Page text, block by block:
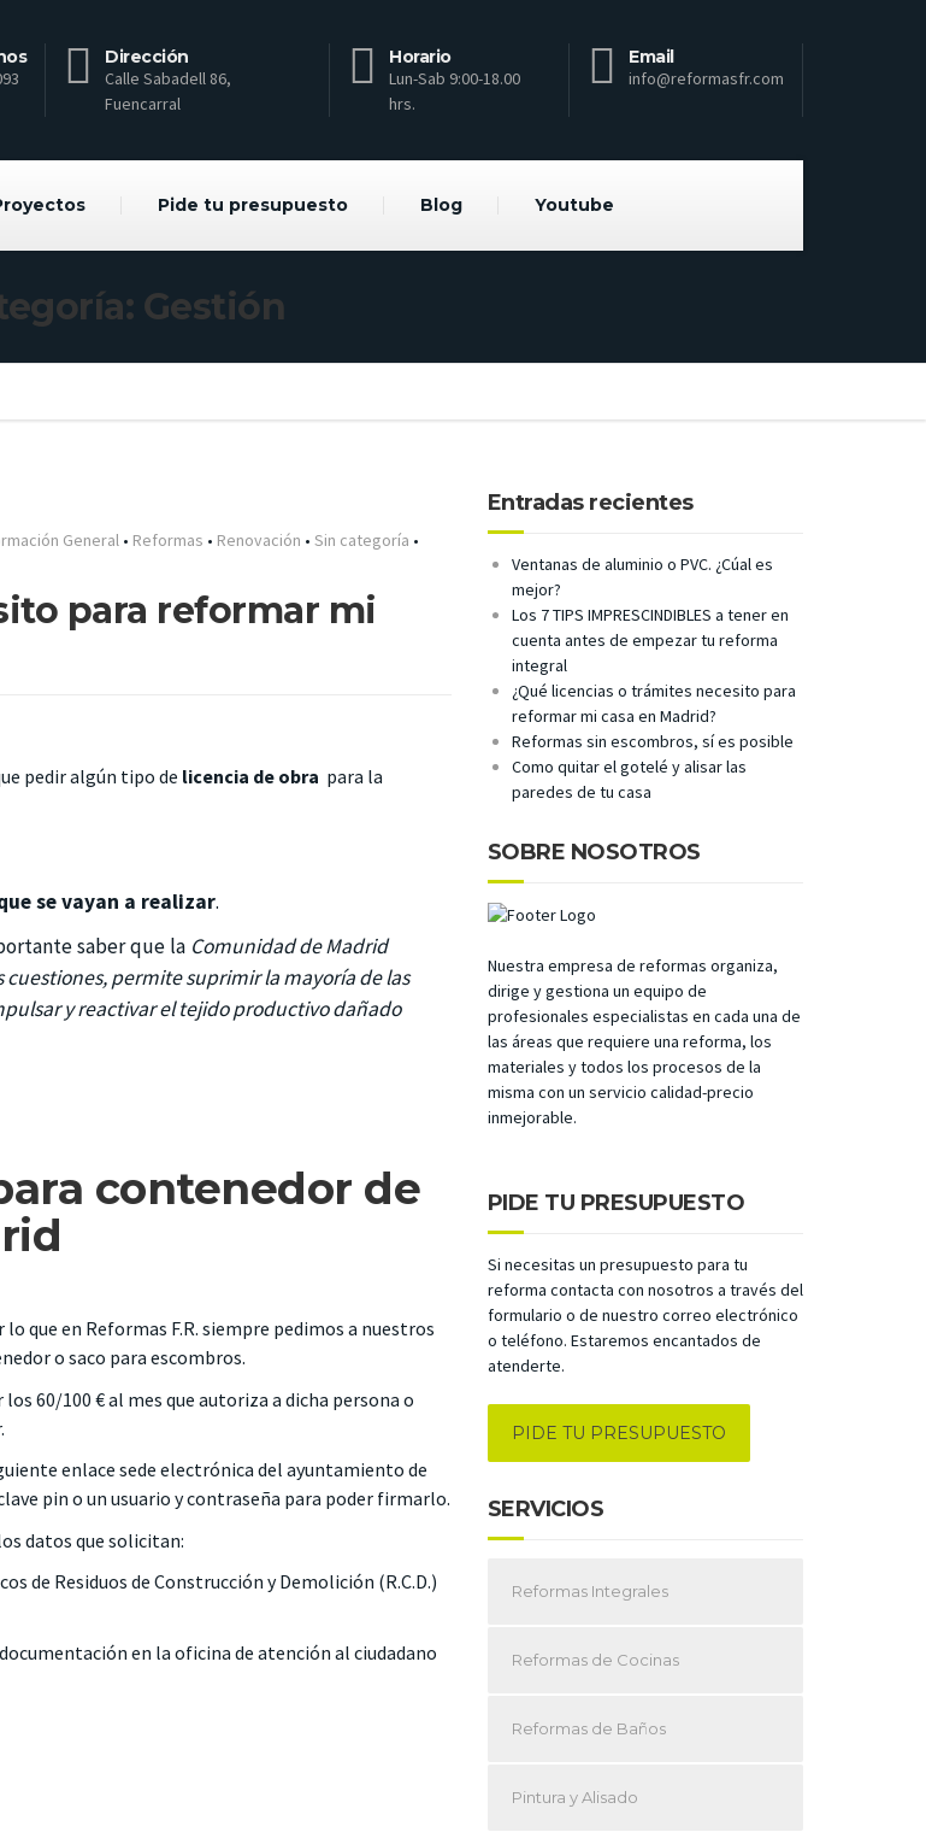
Dirección
Calle Sabadell 86,
Fuencarral
Horario
Lun-Sab 9:00-18.00
hrs.
Email
info@reformasfr.com
Pide tu presupuesto Blog Youtube
Gestión
General • Reformas • Renovación • Sin categoría •
para reformar mi
pedir algún tipo de licencia de obra para la
se vayan a realizar.
saber que la Comunidad de Madrid
permite suprimir la mayoría de las
y reactivar el tejido productivo dañado
contenedor de
que en Reformas F.R. siempre pedimos a nuestros
o saco para escombros.
60/100 € al mes que autoriza a dicha persona o
enlace sede electrónica del ayuntamiento de
pin o un usuario y contraseña para poder firmarlo.
datos que solicitan:
de Residuos de Construcción y Demolición (R.C.D.)
en la oficina de atención al ciudadano
Entradas recientes
Ventanas de aluminio o PVC. ¿Cúal es
mejor?
Los 7 TIPS IMPRESCINDIBLES a tener en
cuenta antes de empezar tu reforma
integral
¿Qué licencias o trámites necesito para
reformar mi casa en Madrid?
Reformas sin escombros, sí es posible
Como quitar el gotelé y alisar las
paredes de tu casa
SOBRE NOSOTROS
Nuestra empresa de reformas organiza,
dirige y gestiona un equipo de
profesionales especialistas en cada una de
las áreas que requiere una reforma, los
materiales y todos los procesos de la
misma con un servicio calidad-precio
inmejorable.
PIDE TU PRESUPUESTO
Si necesitas un presupuesto para tu
reforma contacta con nosotros a través del
formulario o de nuestro correo electrónico
o teléfono. Estaremos encantados de
atenderte.
PIDE TU PRESUPUESTO
SERVICIOS
Reformas Integrales
Reformas de Cocinas
Reformas de Baños
Pintura y Alisado